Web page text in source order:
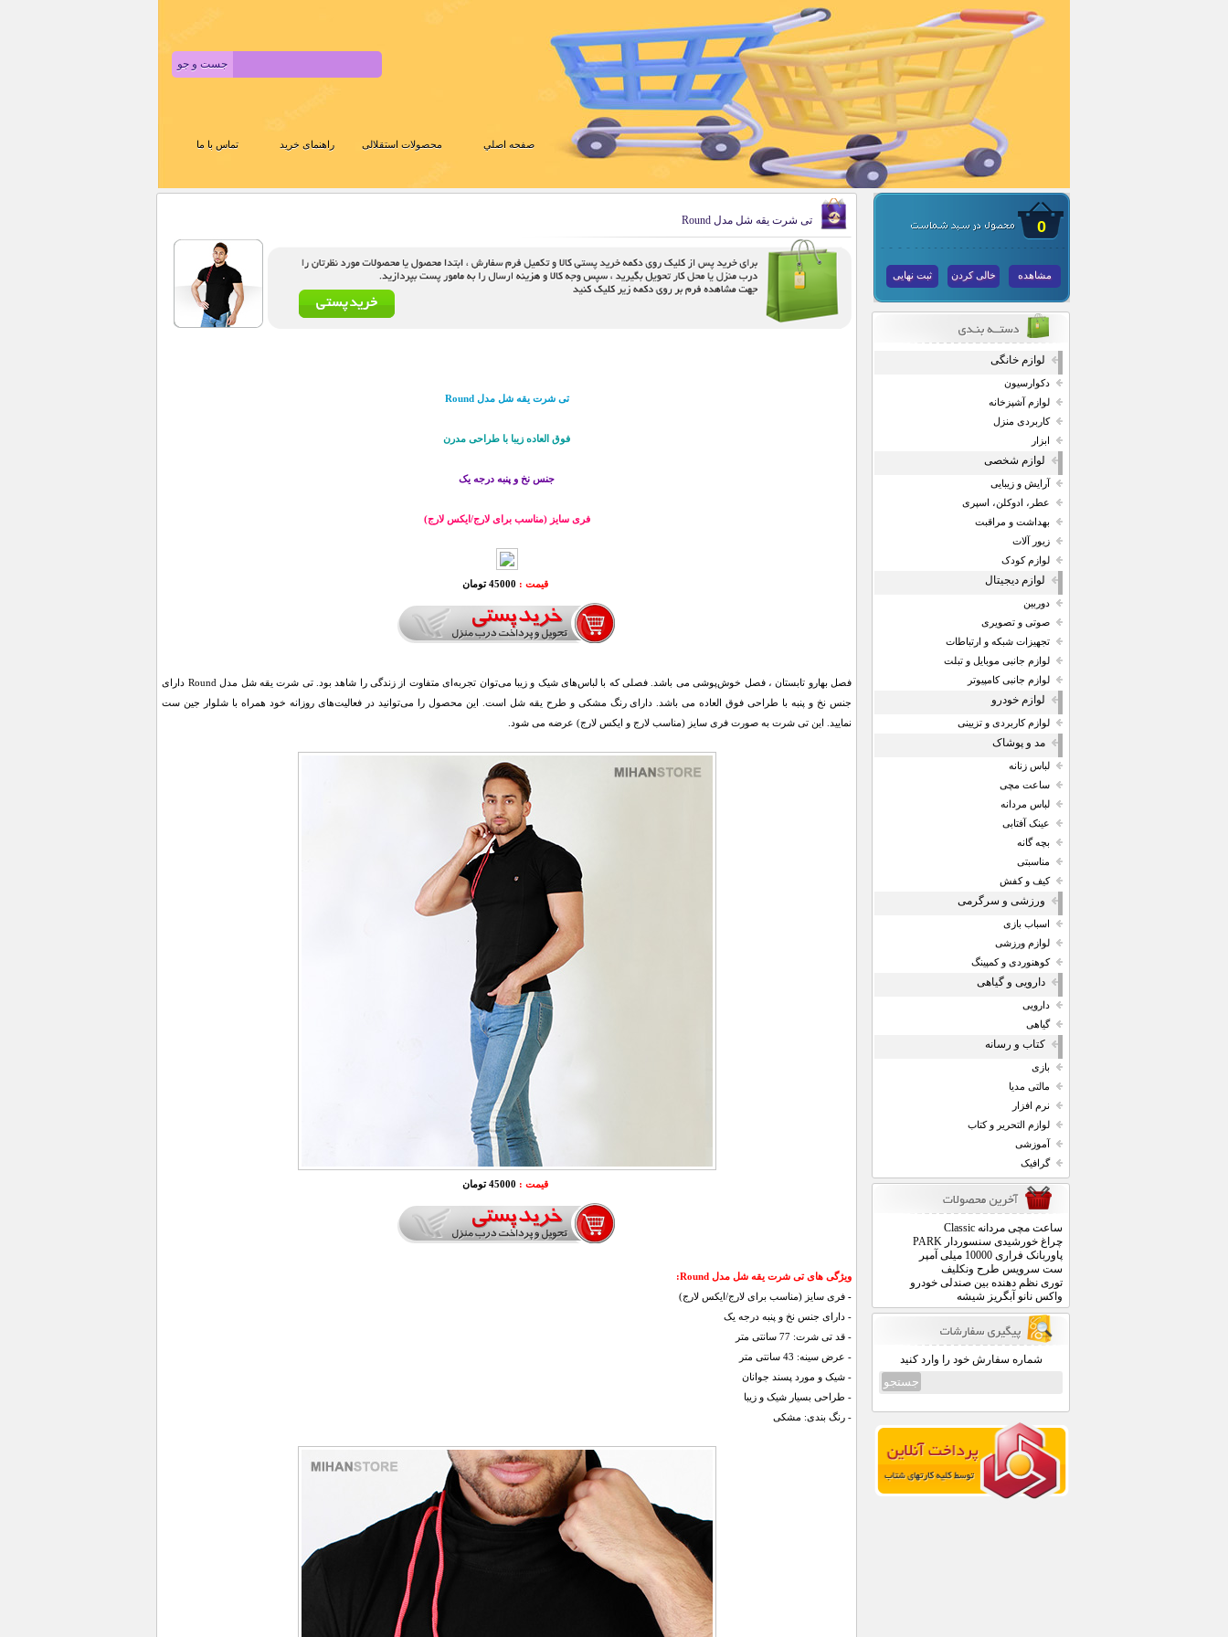
صفحه اصلي محصولات استقلالی راهنمای خرید تماس با ما
0
مشاهده خالی کردن ثبت نهایی
لوازم خانگی
دکوارسیون
لوازم آشپزخانه
کاربردی منزل
ابزار
لوازم شخصی
آرایش و زیبایی
عطر، ادوکلن، اسپری
بهداشت و مراقبت
زیور آلات
لوازم کودک
لوازم دیجیتال
دوربین
صوتی و تصویری
تجهیزات شبکه و ارتباطات
لوازم جانبی موبایل و تبلت
لوازم جانبی کامپیوتر
لوازم خودرو
لوازم کاربردی و تزیینی
مد و پوشاک
لباس زنانه
ساعت مچی
لباس مردانه
عینک آفتابی
بچه گانه
مناسبتی
کیف و کفش
ورزشی و سرگرمی
اسباب بازی
لوازم ورزشی
کوهنوردی و کمپینگ
دارویی و گیاهی
دارویی
گیاهی
کتاب و رسانه
بازی
مالتی مدیا
نرم افزار
لوازم التحریر و کتاب
آموزشی
گرافیک
ساعت مچی مردانه Classic
چراغ خورشیدی سنسوردار PARK
پاوربانک فراری 10000 میلی آمپر
ست سرویس طرح ونکلیف
توری نظم دهنده بین صندلی خودرو
واکس نانو آبگریز شیشه
شماره سفارش خود را وارد کنید
تی شرت یقه شل مدل Round
تی شرت یقه شل مدل Round
فوق العاده زیبا با طراحی مدرن
جنس نخ و پنبه درجه یک
فری سایز (مناسب برای لارج/ایکس لارج)
قیمت : 45000 تومان
فصل بهارو تابستان ، فصل خوش‌پوشی می باشد. فصلی که با لباس‌های شیک و زیبا می‌توان تجربه‌ای متفاوت از زندگی را شاهد بود. تی شرت یقه شل مدل Round دارای
جنس نخ و پنبه با طراحی فوق العاده می باشد. دارای رنگ مشکی و طرح یقه شل است. این محصول را می‌توانید در فعالیت‌های روزانه خود همراه با شلوار جین ست
نمایید. این تی شرت به صورت فری سایز (مناسب لارج و ایکس لارج) عرضه می شود.
قیمت : 45000 تومان
ویژگی های تی شرت یقه شل مدل Round:
- فری سایز (مناسب برای لارج/ایکس لارج)
- دارای جنس نخ و پنبه درجه یک
- قد تی شرت: 77 سانتی متر
- عرض سینه: 43 سانتی متر
- شیک و مورد پسند جوانان
- طراحی بسیار شیک و زیبا
- رنگ بندی: مشکی